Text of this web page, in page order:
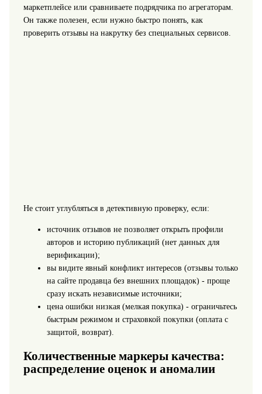
маркетплейсе или сравниваете подрядчика по агрегаторам.
Он также полезен, если нужно быстро понять, как
проверить отзывы на накрутку без специальных сервисов.
Не стоит углубляться в детективную проверку, если:
источник отзывов не позволяет открыть профили
авторов и историю публикаций (нет данных для
верификации);
вы видите явный конфликт интересов (отзывы только
на сайте продавца без внешних площадок) - проще
сразу искать независимые источники;
цена ошибки низкая (мелкая покупка) - ограничьтесь
быстрым режимом и страховкой покупки (оплата с
защитой, возврат).
Количественные маркеры качества:
распределение оценок и аномалии